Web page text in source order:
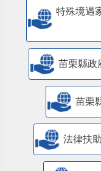
特殊境遇
苗栗縣政
苗栗
法律扶